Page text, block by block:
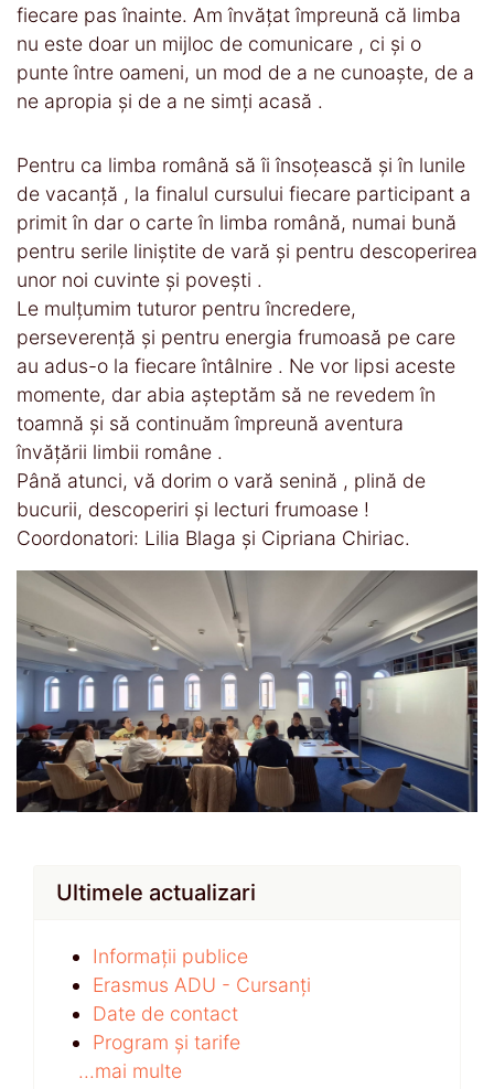
fiecare pas înainte. Am învățat împreună că limba
nu este doar un mijloc de comunicare , ci și o
punte între oameni, un mod de a ne cunoaște, de a
ne apropia și de a ne simți acasă .
Pentru ca limba română să îi însoțească și în lunile
de vacanță , la finalul cursului fiecare participant a
primit în dar o carte în limba română, numai bună
pentru serile liniștite de vară și pentru descoperirea
unor noi cuvinte și povești .
Le mulțumim tuturor pentru încredere,
perseverență și pentru energia frumoasă pe care
au adus-o la fiecare întâlnire . Ne vor lipsi aceste
momente, dar abia așteptăm să ne revedem în
toamnă și să continuăm împreună aventura
învățării limbii române .
Până atunci, vă dorim o vară senină , plină de
bucurii, descoperiri și lecturi frumoase !
Coordonatori: Lilia Blaga și Cipriana Chiriac.
Ultimele actualizari
Informații publice
Erasmus ADU - Cursanți
Date de contact
Program și tarife
...mai multe